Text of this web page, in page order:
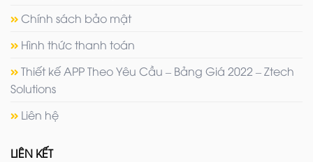
Chính sách bảo mật
Hình thức thanh toán
Thiết kế APP Theo Yêu Cầu – Bảng Giá 2022 – Ztech
Solutions
Liên hệ
LIÊN KẾT